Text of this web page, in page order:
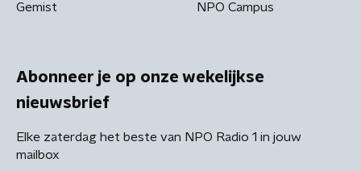
Gemist NPO Campus
Abonneer je op onze wekelijkse
nieuwsbrief
Elke zaterdag het beste van NPO Radio 1 in jouw
mailbox